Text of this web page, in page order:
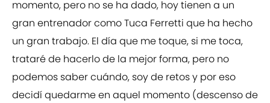
momento, pero no se ha dado, hoy tienen a un
gran entrenador como Tuca Ferretti que ha hecho
un gran trabajo. El día que me toque, si me toca,
trataré de hacerlo de la mejor forma, pero no
podemos saber cuándo, soy de retos y por eso
decidí quedarme en aquel momento (descenso de